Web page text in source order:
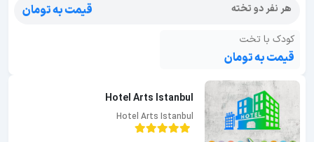
هر نفر دو تخته
قیمت به تومان
کودک با تخت
قیمت به تومان
Hotel Arts Istanbul
Hotel Arts Istanbul